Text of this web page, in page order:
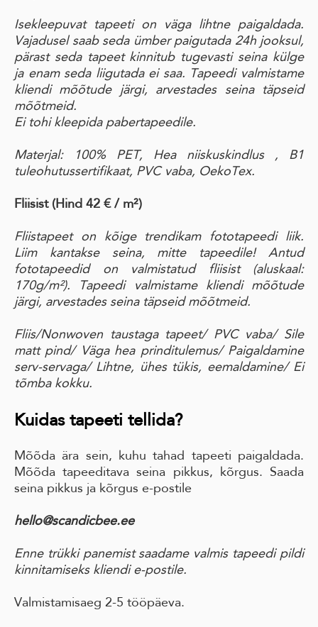
Isekleepuvat tapeeti on väga lihtne paigaldada.
Vajadusel saab seda ümber paigutada 24h jooksul,
pärast seda tapeet kinnitub tugevasti seina külge
ja enam seda liigutada ei saa. Tapeedi valmistame
kliendi mõõtude järgi, arvestades seina täpseid
mõõtmeid.
Ei tohi kleepida pabertapeedile.
Materjal: 100% PET, Hea niiskuskindlus , B1
tuleohutussertifikaat, PVC vaba, OekoTex.
Fliisist (Hind 42 € / m²)
Fliistapeet on kõige trendikam fototapeedi liik.
Liim kantakse seina, mitte tapeedile! Antud
fototapeedid on valmistatud fliisist (aluskaal:
170g/m²). Tapeedi valmistame kliendi mõõtude
järgi, arvestades seina täpseid mõõtmeid.
Fliis/Nonwoven taustaga tapeet/ PVC vaba/ Sile
matt pind/ Väga hea prinditulemus/Paigaldamine
serv-servaga/ Lihtne, ühes tükis, eemaldamine/ Ei
tõmba kokku.
Kuidas tapeeti tellida?
Mõõda ära sein, kuhu tahad tapeeti paigaldada.
Mõõda tapeeditava seina pikkus, kõrgus. Saada
seina pikkus ja kõrgus e-postile
hello@scandicbee.ee
Enne trükki panemist saadame valmis tapeedi pildi
kinnitamiseks kliendi e-postile.
Valmistamisaeg 2-5 tööpäeva.